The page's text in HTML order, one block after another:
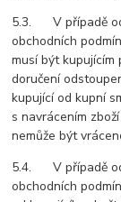
5.3. V případě
obchodních
musí být kupujícím
doručení
kupující od kupní
s navrácením
nemůže být
5.4. V případě
obchodních